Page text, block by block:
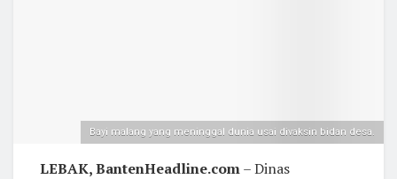
Bayi malang yang meninggal dunia usai divaksin bidan desa.
LEBAK, BantenHeadline.com– Dinas